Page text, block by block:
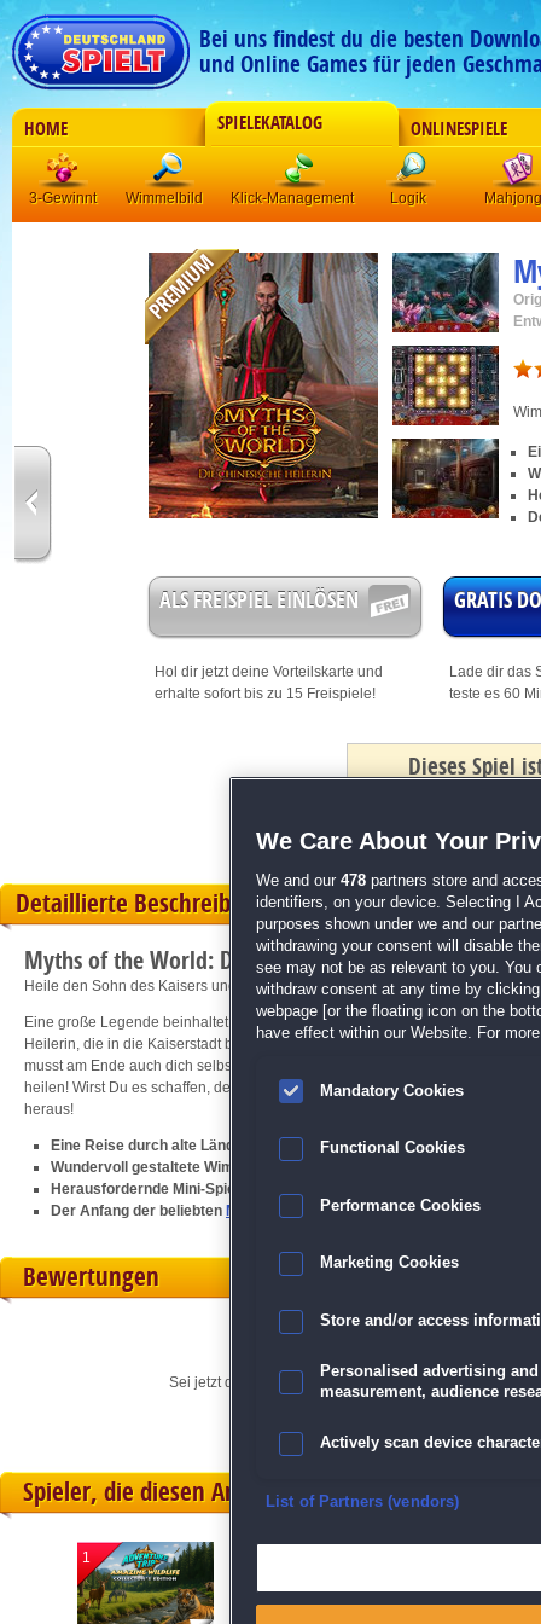
Bei uns findest du die besten
und Online Games für jeden
HOME SPIELEKATALOG ONLINESPIELE
3-Gewinnt Wimmelbild Klick-Management Logik Mahjong
ALS FREISPIEL EINLÖSEN
Hol dir jetzt deine Vorteilskarte und
erhalte sofort bis zu 15 Freispiele!
GRATIS
Lade dir das
teste es 60
Dieses Spiel
Detaillierte Beschreibung
Myths of the World: Die chinesische Heilerin
Heile den Sohn des Kaisers und dich selbst!
Eine große Legende beinhaltet viel Macht, egal, von wem die Geschichte
Heilerin, die in die Kaiserstadt berufen wird, um den Sohn des Kaisers zu
musst am Ende auch dich selbst retten. Stelle Zaubertränke her, um Geister
heilen! Wirst Du es schaffen, den kaiserlichen Sohn zu retten, bevor es zu
heraus!
Eine Reise durch alte Länder voller Mythen und Magie
Wundervoll gestaltete Wimmelbild-Szenen
Herausfordernde Mini-Spiele
Der Anfang der beliebten Myths of the World-Reihe
Bewertungen
Sei jetzt der Erste, der seine persönliche Meinung für
Spieler, die diesen Artikel gekauft haben, spielten
1
We Care About Your
We and our 478 partners store and
identifiers, on your device. Selecting I
purposes shown under we and our
withdrawing your consent will disable
see may not be as relevant to you. You
withdraw consent at any time by
webpage [or the floating icon on the
have effect within our Website. For
Mandatory Cookies
Functional Cookies
Performance Cookies
Marketing Cookies
Store and/or access
Personalised advertising
measurement, audience
Actively scan device
Ensure security, prevent
List of Partners (vendors)